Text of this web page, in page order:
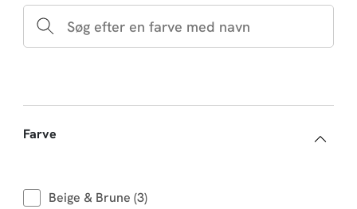
Farve
Beige & Brune (3)